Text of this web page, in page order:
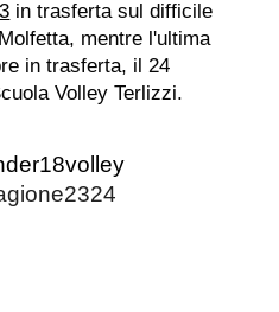
in trasfertasul difficile
mentre l'ultima
in trasferta, il 24
Volley Terlizzi.
8volley